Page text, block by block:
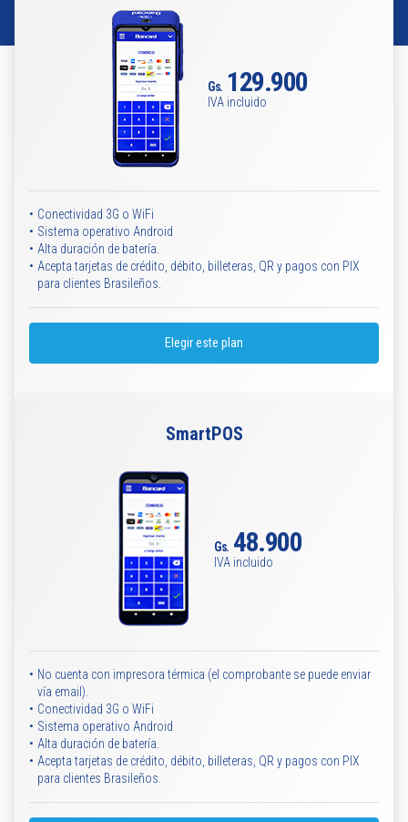
Gs.129.900
IVA incluido
• Conectividad 3G o WiFi
• Sistema operativo Android
• Alta duración de batería.
• Acepta tarjetas de crédito, débito, billeteras, QR y pagos con PIX
para clientes Brasileños.
Elegir este plan
SmartPOS
Gs.48.900
IVA incluido
• No cuenta con impresora térmica (el comprobante se puede enviar
vía email).
• Conectividad 3G o WiFi
• Sistema operativo Android
• Alta duración de batería.
• Acepta tarjetas de crédito, débito, billeteras, QR y pagos con PIX
para clientes Brasileños.